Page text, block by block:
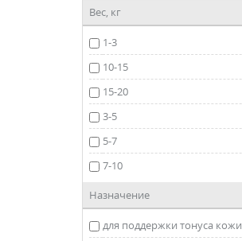
Вес, кг
1-3
10-15
15-20
3-5
5-7
7-10
Назначение
для поддержки тонуса кожи